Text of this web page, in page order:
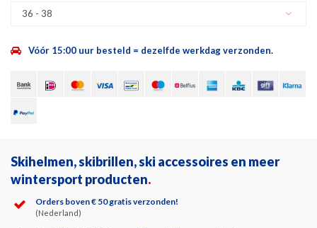
36 - 38
Vóór 15:00 uur besteld = dezelfde werkdag verzonden.
Skihelmen, skibrillen, ski accessoires en meer
wintersport producten.
Orders boven € 50 gratis verzonden!
(Nederland)